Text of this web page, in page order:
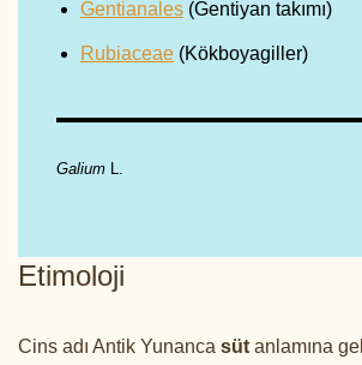
Gentianales (Gentiyan takımı)
Rubiaceae (Kökboyagiller)
Galium L.
Etimoloji
Cins adı Antik Yunanca süt anlamına